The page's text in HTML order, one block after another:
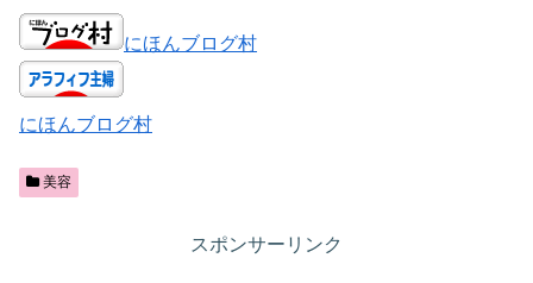
にほんブログ村
にほんブログ村
美容
スポンサーリンク